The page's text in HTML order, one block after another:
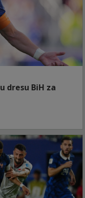
dresu BiH za